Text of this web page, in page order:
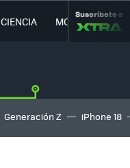
CIENCIA MOVILIDAD
Suscríbete a
Generación Z iPhone 18